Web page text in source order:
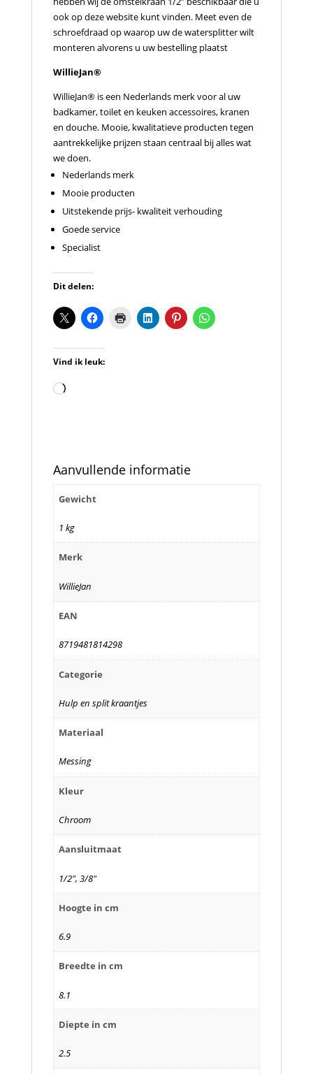
ook op deze website kunt vinden. Meet even de
schroefdraad op waarop uw de watersplitter wilt
monteren alvorens u uw bestelling plaatst
WillieJan®
WillieJan® is een Nederlands merk voor al uw
badkamer, toilet en keuken accessoires, kranen
en douche. Mooie, kwalitatieve producten tegen
aantrekkelijke prijzen staan centraal bij alles wat
we doen.
Nederlands merk
Mooie producten
Uitstekende prijs- kwaliteit verhouding
Goede service
Specialist
Dit delen:
Vind ik leuk:
Aan
Aanvullende informatie
Gewicht
1 kg
Merk
WillieJan
EAN
8719481814298
Categorie
Hulp en split kraantjes
Materiaal
Messing
Kleur
Chroom
Aansluitmaat
1/2", 3/8"
Hoogte in cm
6.9
Breedte in cm
8.1
Diepte in cm
2.5